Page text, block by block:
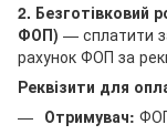
2. Безготівковий
ФОП) — сплатити
рахунок ФОП за
Реквізити для
Отримувач: